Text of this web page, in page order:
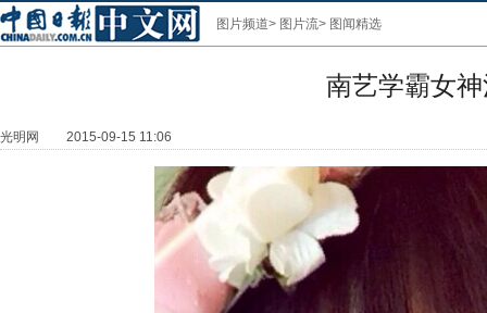
图片频道> 图片流> 图闻精选
南艺学霸女
光明网 2015-09-15 11:06